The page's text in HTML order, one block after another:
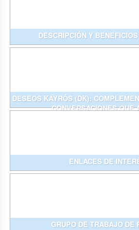
DESCRIPCIÓN Y
DESEOS KAYRÓS (DK):
CONVERSACIONES QUE
ENLACES DE
GRUPO DE TRABAJO DE